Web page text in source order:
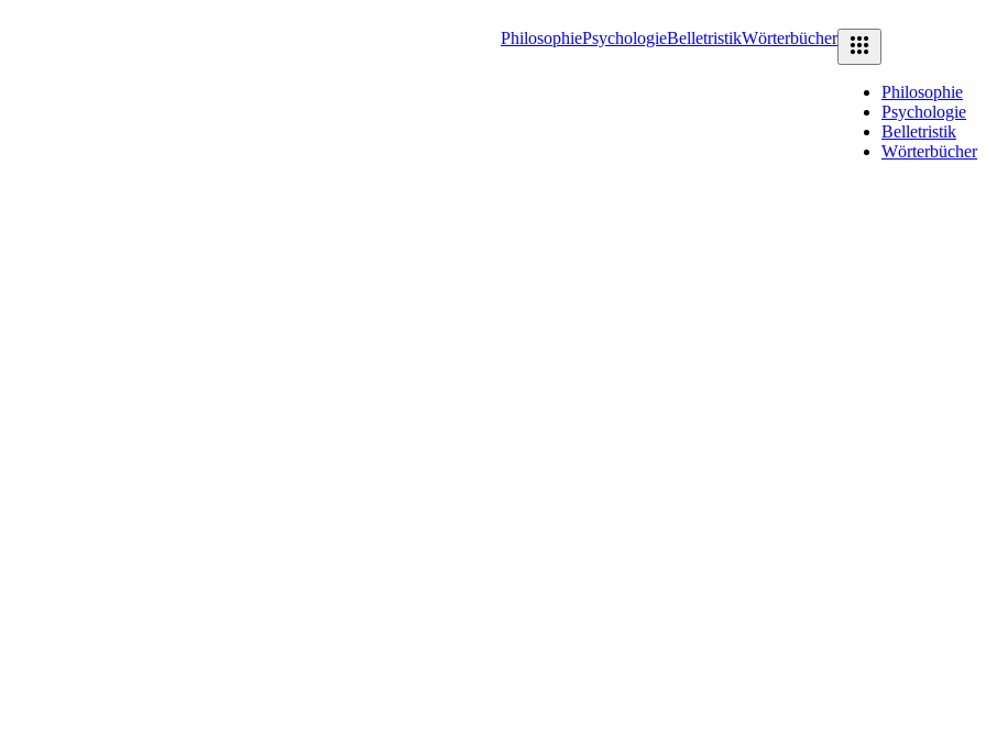
PhilosophiePsychologieBelletristikWörterbücher
Philosophie
Psychologie
Belletristik
Wörterbücher